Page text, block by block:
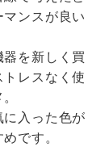
ンスが良い
を新しく買
レスなく使
に入った色が
です。